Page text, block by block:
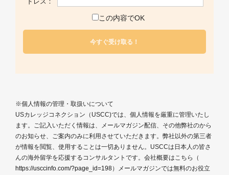
この内容でOK
※個人情報の管理・取扱いについて
USカレッジコネクション（USCC)では、個人情報を厳重に管理いたし
ます。ご記入いただく情報は、メールマガジン配信、その他弊社のから
のお知らせ、ご案内のみに利用させていただきます。弊社以外の第三者
が情報を閲覧、使用することは一切ありません。USCCは日本人の皆さ
んの海外留学を応援するコンサルタントです。会社概要はこちら（
https://usccinfo.com/?page_id=198）メールマガジンでは無料のお役立